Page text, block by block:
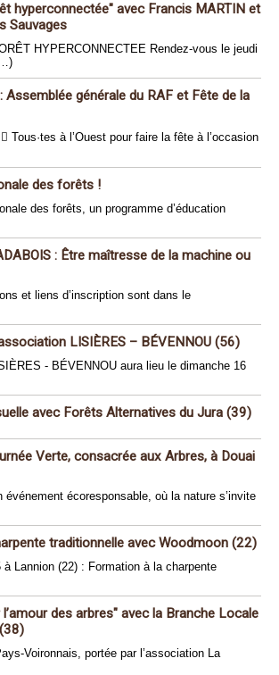
hyperconnectée" avec Francis MARTIN et
Sauvages
HYPERCONNECTEE Rendez-vous le jeudi
Assemblée générale du RAF et Fête de la
Tous·tes à l’Ouest pour faire la fête à l’occasion
des forêts !
des forêts, un programme d’éducation
: Être maîtresse de la machine ou
et liens d’inscription sont dans le
LISIÈRES – BÉVENNOU (56)
- BÉVENNOU aura lieu le dimanche 16
avec Forêts Alternatives du Jura (39)
Verte, consacrée aux Arbres, à Douai
événement écoresponsable, où la nature s’invite
traditionnelle avec Woodmoon (22)
à Lannion (22) : Formation à la charpente
des arbres" avec la Branche Locale
Voironnais, portée par l’association La